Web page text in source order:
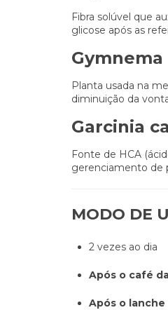
Fibra solúvel que
glicose após as
Planta usada na
diminuição da
Garcinia
Fonte de HCA
gerenciamento de
MODO DE
2 vezes ao dia
Após o café
Após o